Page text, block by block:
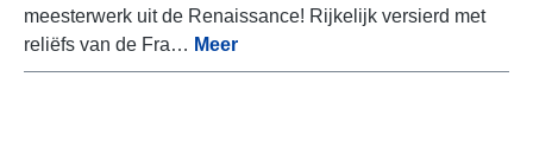
meesterwerk uit de Renaissance! Rijkelijk versierd met
reliëfs van de Fra… Meer